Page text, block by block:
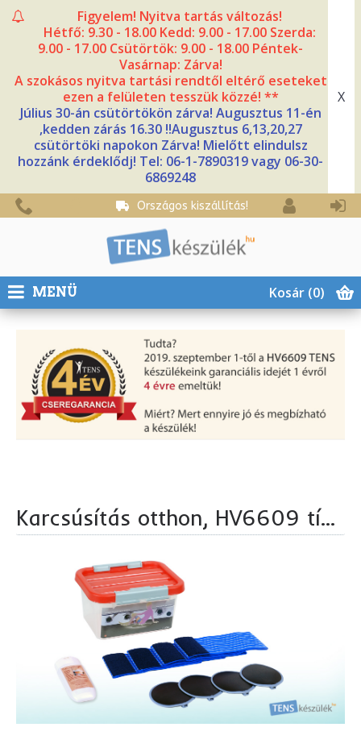
Figyelem! Nyitva tartás változás!
Hétfő: 9.30 - 18.00 Kedd: 9.00 - 17.00 Szerda:
9.00 - 17.00 Csütörtök: 9.00 - 18.00 Péntek-
Vasárnap: Zárva!
A szokásos nyitva tartási rendtől eltérő eseteket
ezen a felületen tesszük közzé! **
Július 30-án csütörtökön zárva! Augusztus 11-én
,kedden zárás 16.30 !!Augusztus 6,13,20,27
csütörtöki napokon Zárva! Mielőtt elindulsz
hozzánk érdeklődj! Tel: 06-1-7890319 vagy 06-30-
6869248
X
Országos kiszállítás!
Kosár (0)
MENÜ
Karcsúsítás otthon, HV6609 típusú izom idegstimulálással